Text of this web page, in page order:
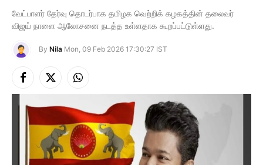
வேட்பாளர் தேர்வு தொடர்பாக தமிழக வெற்றிக் கழகத்தின் தலைவர்
விஜய் நாளை ஆலோசனை நடத்த உள்ளதாக கூறப்பட்டுள்ளது.
By Nila Mon, 09 Feb 2026 17:30:27 IST
Facebook
X
Instagram